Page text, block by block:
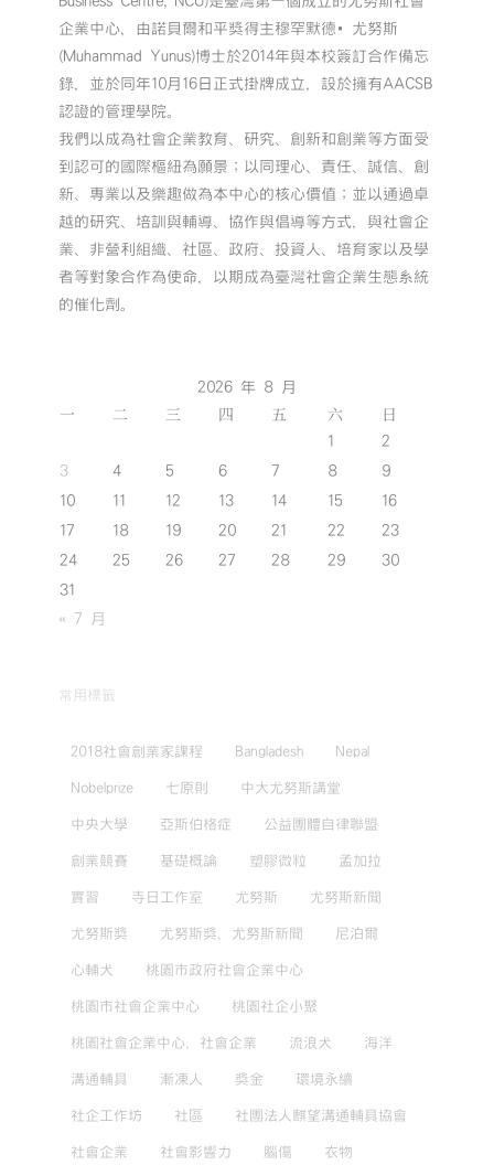
企業中心，由諾貝爾和平獎得主穆罕默德•尤努斯
(Muhammad Yunus)博士於2014年與本校簽訂合作備忘
錄，並於同年10月16日正式掛牌成立，設於擁有AACSB
認證的管理學院。
我們以成為社會企業教育、研究、創新和創業等方面受
到認可的國際樞紐為願景；以同理心、責任、誠信、創
新、專業以及樂趣做為本中心的核心價值；並以通過卓
越的研究、培訓與輔導、協作與倡導等方式，與社會企
業、非營利組織、社區、政府、投資人、培育家以及學
者等對象合作為使命，以期成為臺灣社會企業生態系統
的催化劑。
2026 年 8 月
一 二 三 四 五 六 日
1
2
3
4 5 6 7 8
9
10
11 12 13 14 15
16
17
18 19 20 21 22
23
24
25 26 27 28 29
30
31
« 7 月
常用標籤
2018社會創業家課程 Bangladesh Nepal
Nobelprize 七原則 中大尤努斯講堂
中央大學 亞斯伯格症 公益團體自律聯盟
創業競賽 基礎概論 塑膠微粒 孟加拉
實習 寺日工作室 尤努斯 尤努斯新聞
尤努斯獎 尤努斯獎，尤努斯新聞 尼泊爾
心輔犬 桃園市政府社會企業中心
桃園市社會企業中心 桃園社企小聚
桃園社會企業中心，社會企業 流浪犬 海洋
溝通輔具 漸凍人 獎金 環境永續
社企工作坊 社區 社團法人麒望溝通輔具協會
社會企業 社會影響力 腦傷 衣物